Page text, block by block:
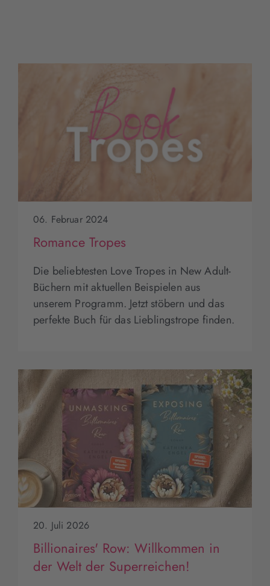
06. Februar 2024
Romance Tropes
Die beliebtesten Love Tropes in New Adult-
Büchern mit aktuellen Beispielen aus
unserem Programm. Jetzt stöbern und das
perfekte Buch für das Lieblingstrope finden.
20. Juli 2026
Billionaires' Row: Willkommen in
der Welt der Superreichen!